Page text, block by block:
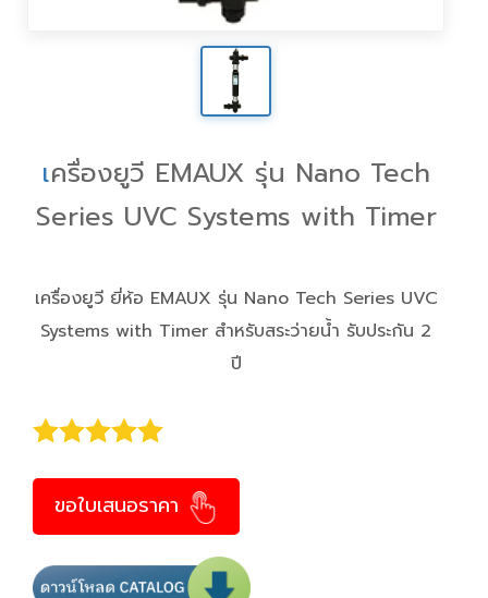
เครื่องยูวี EMAUX รุ่น Nano Tech
Series UVC Systems with Timer
เครื่องยูวี ยี่ห้อ EMAUX รุ่น Nano Tech Series UVC
Systems with Timer สำหรับสระว่ายน้ำ รับประกัน 2
ปี
ขอใบเสนอราคา